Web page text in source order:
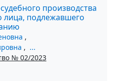
производства
подлежавшего
,
, ...
№ 02/2023